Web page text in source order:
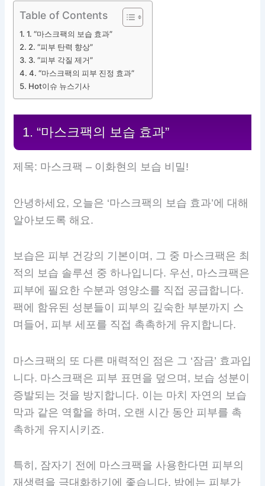
Table of Contents
1. “마스크팩의 보습 효과”
2. “피부 탄력 향상”
3. “피부 각질 제거”
4. “마스크팩의 피부 진정 효과”
Hot이슈 뉴스기사
1. “마스크팩의 보습 효과”
제목: 마스크팩 – 이화현의 보습 비밀!
안녕하세요, 오늘은 ‘마스크팩의 보습 효과’에 대해
알아보도록 해요.
보습은 피부 건강의 기본이며, 그 중 마스크팩은 최
적의 보습 솔루션 중 하나입니다. 우선, 마스크팩은
피부에 필요한 수분과 영양소를 직접 공급합니다.
팩에 함유된 성분들이 피부의 깊숙한 부분까지 스
며들어, 피부 세포를 직접 촉촉하게 유지합니다.
마스크팩의 또 다른 매력적인 점은 그 ‘잠금’ 효과입
니다. 마스크팩은 피부 표면을 덮으며, 보습 성분이
증발되는 것을 방지합니다. 이는 마치 자연의 보습
막과 같은 역할을 하며, 오랜 시간 동안 피부를 촉
촉하게 유지시키죠.
특히, 잠자기 전에 마스크팩을 사용한다면 피부의
재생력을 극대화하기에 좋습니다. 밤에는 피부가